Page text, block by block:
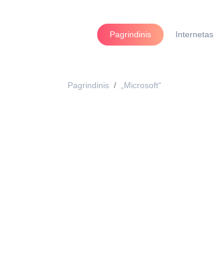
Pagrindinis Internetas
Pagrindinis „Microsoft“